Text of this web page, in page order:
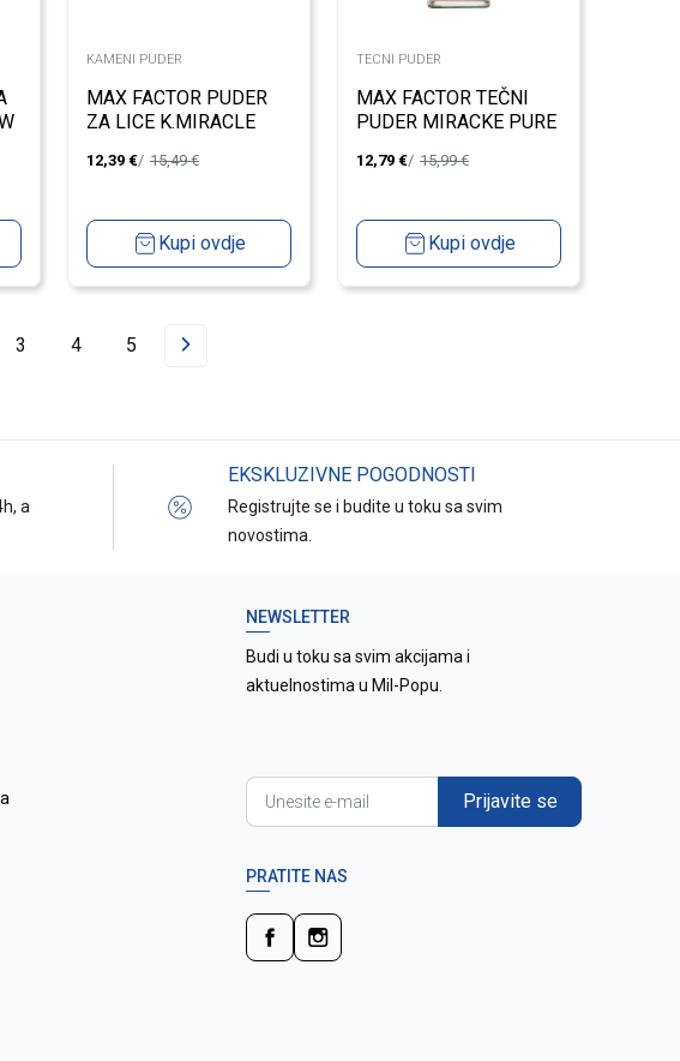
KAMENI PUDER
MAX FACTOR PUDER
ZA LICE K.MIRACLE
12,39 € 15,49€
Kupi ovdje
TECNI PUDER
MAX FACTOR TEČNI
PUDER MIRACKE PURE
12,79 € 15,99€
Kupi ovdje
3 4 5
a
EKSKLUZIVNE POGODNOSTI
Registrujte se i budite u toku sa svim
novostima.
NEWSLETTER
Budi u toku sa svim akcijama i
aktuelnostima u Mil-Popu.
Prijavite se
PRATITE NAS